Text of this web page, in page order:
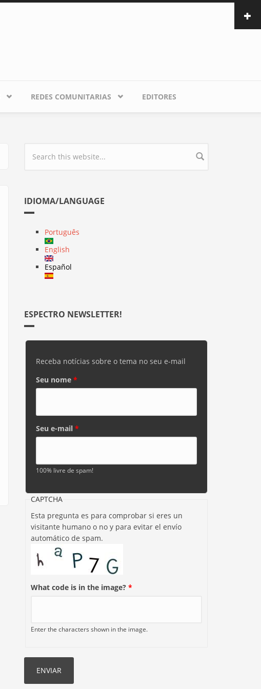
REDES COMUNITARIAS EDITORES
Search form
IDIOMA/LANGUAGE
Português
English
Español
ESPECTRO NEWSLETTER!
Receba notícias sobre o tema no seu e-mail
Seu nome *
Seu e-mail *
100% livre de spam!
CAPTCHA
Esta pregunta es para comprobar si eres un
visitante humano o no y para evitar el envío
automático de spam.
What code is in the image? *
Enter the characters shown in the image.